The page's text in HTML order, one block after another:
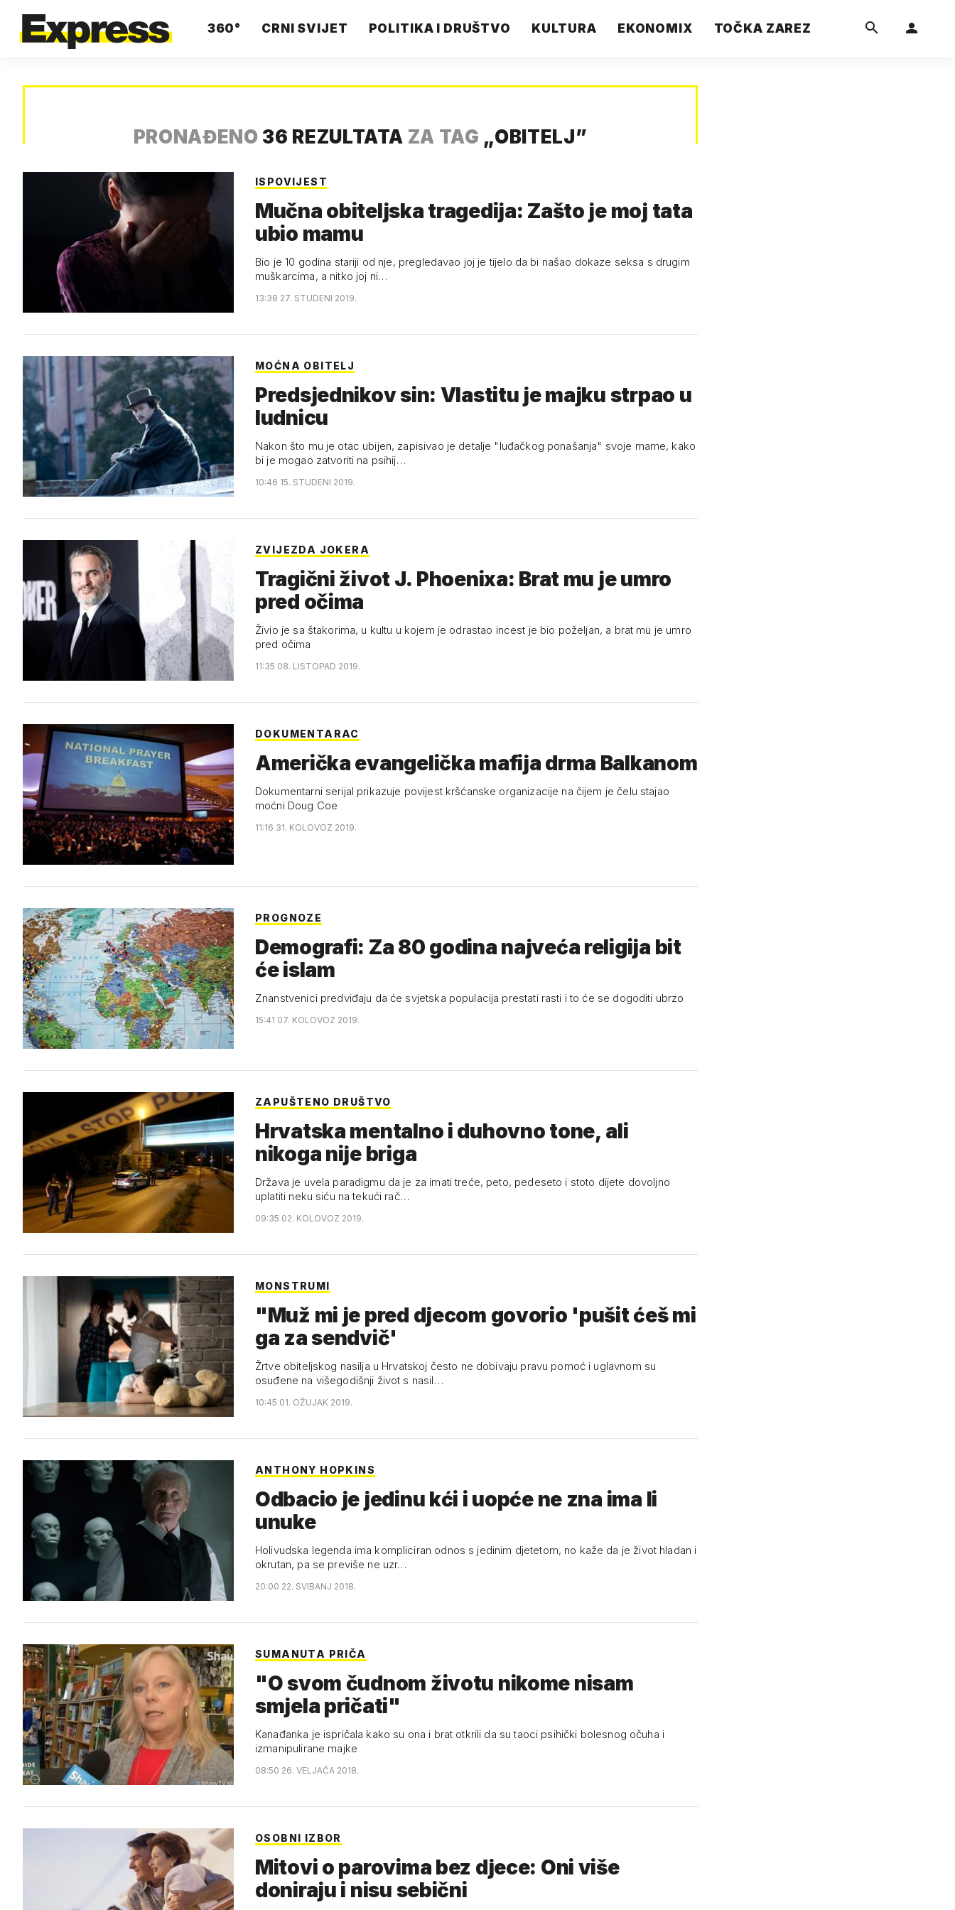
360° CRNI SVIJET POLITIKA I DRUŠTVO KULTURA EKONOMIX TOČKA ZAREZ
PRONAĐENO 36 REZULTATA ZA TAG „OBITELJ”
ISPOVIJEST
Mučna obiteljska tragedija: Zašto je moj tata
ubio mamu
Bio je 10 godina stariji od nje, pregledavao joj je tijelo da bi našao dokaze seksa s drugim
muškarcima, a nitko joj ni…
13:38 27. STUDENI 2019.
MOĆNA OBITELJ
Predsjednikov sin: Vlastitu je majku strpao u
ludnicu
Nakon što mu je otac ubijen, zapisivao je detalje "luđačkog ponašanja" svoje mame, kako
bi je mogao zatvoriti na psihij…
10:46 15. STUDENI 2019.
ZVIJEZDA JOKERA
Tragični život J. Phoenixa: Brat mu je umro
pred očima
Živio je sa štakorima, u kultu u kojem je odrastao incest je bio poželjan, a brat mu je umro
pred očima
11:35 08. LISTOPAD 2019.
DOKUMENTARAC
Američka evangelička mafija drma Balkanom
Dokumentarni serijal prikazuje povijest kršćanske organizacije na čijem je čelu stajao
moćni Doug Coe
11:16 31. KOLOVOZ 2019.
PROGNOZE
Demografi: Za 80 godina najveća religija bit
će islam
Znanstvenici predviđaju da će svjetska populacija prestati rasti i to će se dogoditi ubrzo
15:41 07. KOLOVOZ 2019.
ZAPUŠTENO DRUŠTVO
Hrvatska mentalno i duhovno tone, ali
nikoga nije briga
Država je uvela paradigmu da je za imati treće, peto, pedeseto i stoto dijete dovoljno
uplatiti neku siću na tekući rač…
09:35 02. KOLOVOZ 2019.
MONSTRUMI
"Muž mi je pred djecom govorio 'pušit ćeš mi
ga za sendvič'
Žrtve obiteljskog nasilja u Hrvatskoj često ne dobivaju pravu pomoć i uglavnom su
osuđene na višegodišnji život s nasil…
10:45 01. OŽUJAK 2019.
ANTHONY HOPKINS
Odbacio je jedinu kći i uopće ne zna ima li
unuke
Holivudska legenda ima kompliciran odnos s jedinim djetetom, no kaže da je život hladan i
okrutan, pa se previše ne uzr…
20:00 22. SVIBANJ 2018.
SUMANUTA PRIČA
"O svom čudnom životu nikome nisam
smjela pričati"
Kanađanka je ispričala kako su ona i brat otkrili da su taoci psihički bolesnog očuha i
izmanipulirane majke
08:50 26. VELJAČA 2018.
OSOBNI IZBOR
Mitovi o parovima bez djece: Oni više
doniraju i nisu sebični